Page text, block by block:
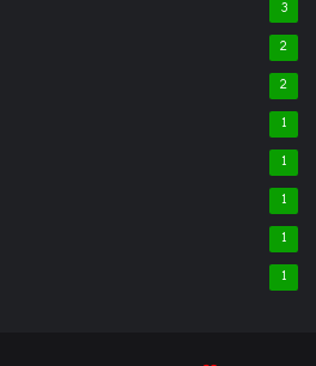
3
2
2
1
1
1
1
1